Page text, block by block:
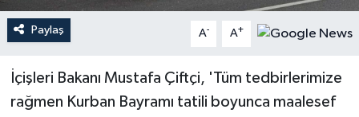
Paylaş A- A+
İçişleri Bakanı Mustafa Çiftçi, 'Tüm tedbirlerimize
rağmen Kurban Bayramı tatili boyunca maalesef